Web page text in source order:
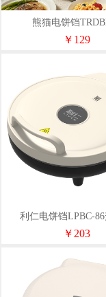
熊猫电饼铛
￥129
利仁电饼铛LPBC-
￥203